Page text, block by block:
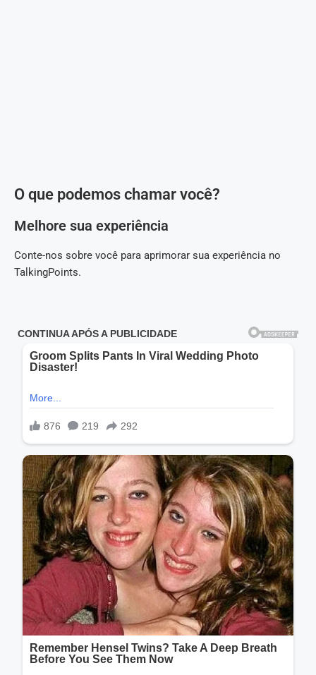
O que podemos chamar você?
Melhore sua experiência
Conte-nos sobre você para aprimorar sua experiência no
TalkingPoints.